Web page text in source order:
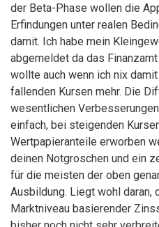
der Beta-Phase wollen die
Erfindungen unter realen
damit. Ich habe mein
abgemeldet da das
wollte auch wenn ich nix
fallenden Kursen mehr. Die
wesentlichen
einfach, bei steigenden
Wertpapieranteile erworben
deinen Notgroschen und ein
für die meisten der oben
Ausbildung. Liegt wohl daran,
Marktniveau basierender